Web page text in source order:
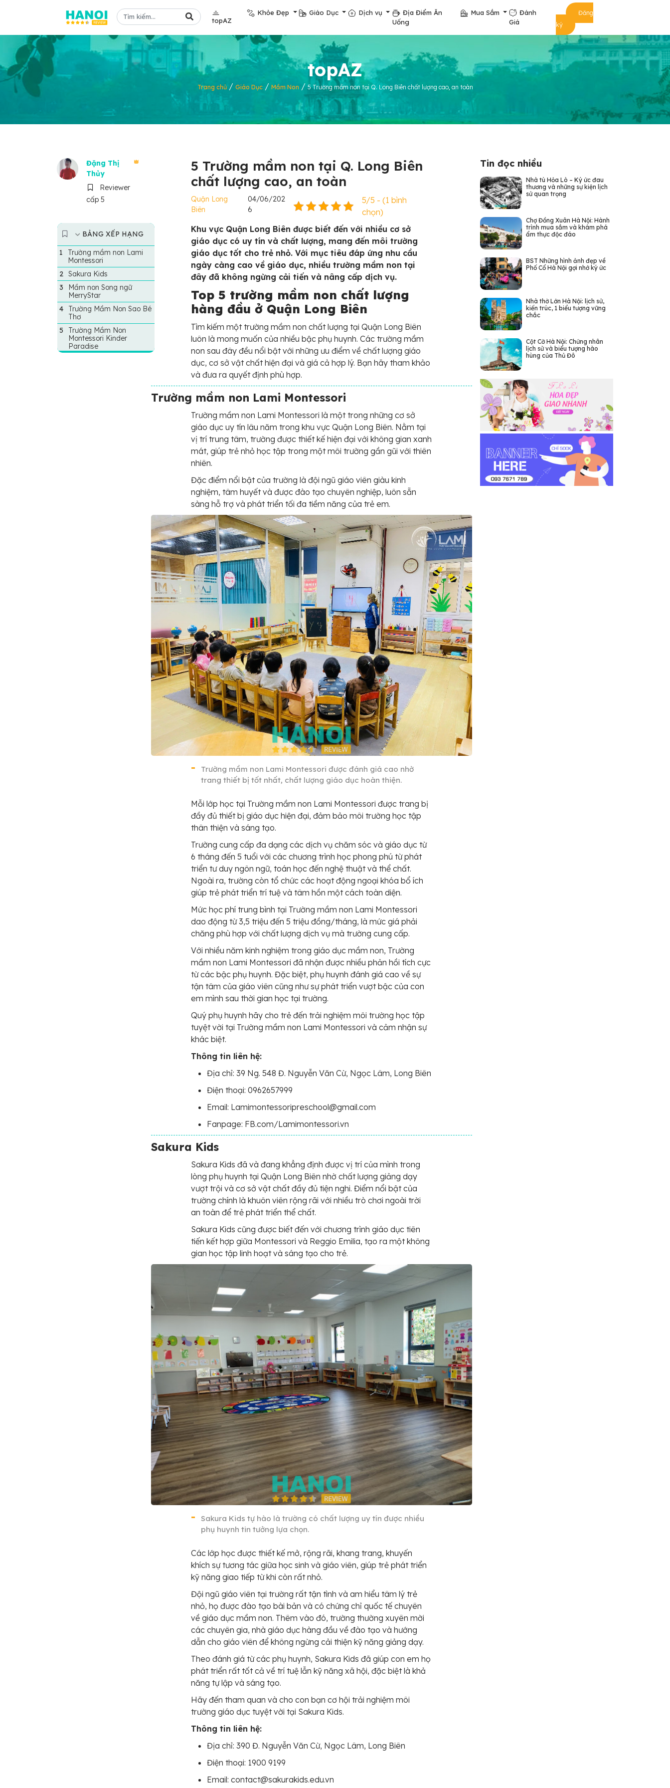
topAZ
Khỏe Đẹp Giáo Dục Dịch vụ
Địa Điểm Ăn
Uống
Mua Sắm
Đánh
Giá
Đăng
ký
topAZ
Trang chủ/ Giáo Dục/ Mầm Non /5 Trường mầm non tại Q. Long Biên chất lượng cao, an toàn
Đặng Thị
Thủy
Reviewer
cấp 5
5 Trường mầm non tại Q. Long Biên
chất lượng cao, an toàn
Quận Long
Biên
04/06/202
6
5/5 - (1 bình
chọn)
BẢNG XẾP HẠNG
Trường mầm non Lami
Montessori
Sakura Kids
Mầm non Song ngữ
MerryStar
Trường Mầm Non Sao Bé
Thơ
Trường Mầm Non
Montessori Kinder
Paradise
Khu vực Quận Long Biên được biết đến với nhiều cơ sở
giáo dục có uy tín và chất lượng, mang đến môi trường
giáo dục tốt cho trẻ nhỏ. Với mục tiêu đáp ứng nhu cầu
ngày càng cao về giáo dục, nhiều trường mầm non tại
đây đã không ngừng cải tiến và nâng cấp dịch vụ.
Top 5 trường mầm non chất lượng
hàng đầu ở Quận Long Biên
Tìm kiếm một trường mầm non chất lượng tại Quận Long Biên
luôn là mong muốn của nhiều bậc phụ huynh. Các trường mầm
non sau đây đều nổi bật với những ưu điểm về chất lượng giáo
dục, cơ sở vật chất hiện đại và giá cả hợp lý. Bạn hãy tham khảo
và đưa ra quyết định phù hợp.
Trường mầm non Lami Montessori
Trường mầm non Lami Montessori là một trong những cơ sở
giáo dục uy tín lâu năm trong khu vực Quận Long Biên. Nằm tại
vị trí trung tâm, trường được thiết kế hiện đại với không gian xanh
mát, giúp trẻ nhỏ học tập trong một môi trường gần gũi với thiên
nhiên.
Đặc điểm nổi bật của trường là đội ngũ giáo viên giàu kinh
nghiệm, tâm huyết và được đào tạo chuyên nghiệp, luôn sẵn
sàng hỗ trợ và phát triển tối đa tiềm năng của trẻ em.
Trường mầm non Lami Montessori được đánh giá cao nhờ
trang thiết bị tốt nhất, chất lượng giáo dục hoàn thiện.
Mỗi lớp học tại Trường mầm non Lami Montessori được trang bị
đầy đủ thiết bị giáo dục hiện đại, đảm bảo môi trường học tập
thân thiện và sáng tạo.
Trường cung cấp đa dạng các dịch vụ chăm sóc và giáo dục từ
6 tháng đến 5 tuổi với các chương trình học phong phú từ phát
triển tư duy ngôn ngữ, toán học đến nghệ thuật và thể chất.
Ngoài ra, trường còn tổ chức các hoạt động ngoại khóa bổ ích
giúp trẻ phát triển trí tuệ và tâm hồn một cách toàn diện.
Mức học phí trung bình tại Trường mầm non Lami Montessori
dao động từ 3,5 triệu đến 5 triệu đồng/tháng, là mức giá phải
chăng phù hợp với chất lượng dịch vụ mà trường cung cấp.
Với nhiều năm kinh nghiệm trong giáo dục mầm non, Trường
mầm non Lami Montessori đã nhận được nhiều phản hồi tích cực
từ các bậc phụ huynh. Đặc biệt, phụ huynh đánh giá cao về sự
tận tâm của giáo viên cũng như sự phát triển vượt bậc của con
em mình sau thời gian học tại trường.
Quý phụ huynh hãy cho trẻ đến trải nghiệm môi trường học tập
tuyệt vời tại Trường mầm non Lami Montessori và cảm nhận sự
khác biệt.
Thông tin liên hệ:
Địa chỉ: 39 Ng. 548 Đ. Nguyễn Văn Cừ, Ngọc Lâm, Long Biên
Điện thoại: 0962657999
Email: Lamimontessoripreschool@gmail.com
Fanpage: FB.com/Lamimontessori.vn
Sakura Kids
Sakura Kids đã và đang khẳng định được vị trí của mình trong
lòng phụ huynh tại Quận Long Biên nhờ chất lượng giảng dạy
vượt trội và cơ sở vật chất đầy đủ tiện nghi. Điểm nổi bật của
trường chính là khuôn viên rộng rãi với nhiều trò chơi ngoài trời
an toàn để trẻ phát triển thể chất.
Sakura Kids cũng được biết đến với chương trình giáo dục tiên
tiến kết hợp giữa Montessori và Reggio Emilia, tạo ra một không
gian học tập linh hoạt và sáng tạo cho trẻ.
Sakura Kids tự hào là trường có chất lượng uy tín được nhiều
phụ huynh tin tưởng lựa chọn.
Các lớp học được thiết kế mở, rộng rãi, khang trang, khuyến
khích sự tương tác giữa học sinh và giáo viên, giúp trẻ phát triển
kỹ năng giao tiếp từ khi còn rất nhỏ.
Đội ngũ giáo viên tại trường rất tận tình và am hiểu tâm lý trẻ
nhỏ, họ được đào tạo bài bản và có chứng chỉ quốc tế chuyên
về giáo dục mầm non. Thêm vào đó, trường thường xuyên mời
các chuyên gia, nhà giáo dục hàng đầu về đào tạo và hướng
dẫn cho giáo viên để không ngừng cải thiện kỹ năng giảng dạy.
Theo đánh giá từ các phụ huynh, Sakura Kids đã giúp con em họ
phát triển rất tốt cả về trí tuệ lẫn kỹ năng xã hội, đặc biệt là khả
năng tự lập và sáng tạo.
Hãy đến tham quan và cho con bạn cơ hội trải nghiệm môi
trường giáo dục tuyệt vời tại Sakura Kids.
Thông tin liên hệ:
Địa chỉ: 390 Đ. Nguyễn Văn Cừ, Ngọc Lâm, Long Biên
Điện thoại: 1900 9199
Email: contact@sakurakids.edu.vn
Tin đọc nhiều
Nhà tù Hỏa Lò – Ký ức đau
thương và những sự kiện lịch
sử quan trọng
Chợ Đồng Xuân Hà Nội: Hành
trình mua sắm và khám phá
ẩm thực độc đáo
BST Những hình ảnh đẹp về
Phố Cổ Hà Nội gợi nhớ ký ức
Nhà thờ Lớn Hà Nội: lịch sử,
kiến trúc, 1 biểu tượng vững
chắc
Cột Cờ Hà Nội: Chứng nhân
lịch sử và biểu tượng hào
hùng của Thủ Đô